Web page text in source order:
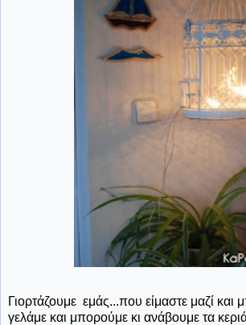
Γιορτάζουμε εμάς...που είμαστε μαζί και
γελάμε και μπορούμε κι ανάβουμε τα